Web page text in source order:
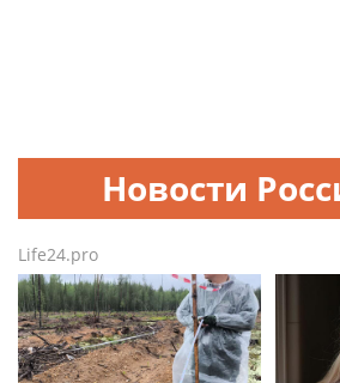
Новости
Life24.pro